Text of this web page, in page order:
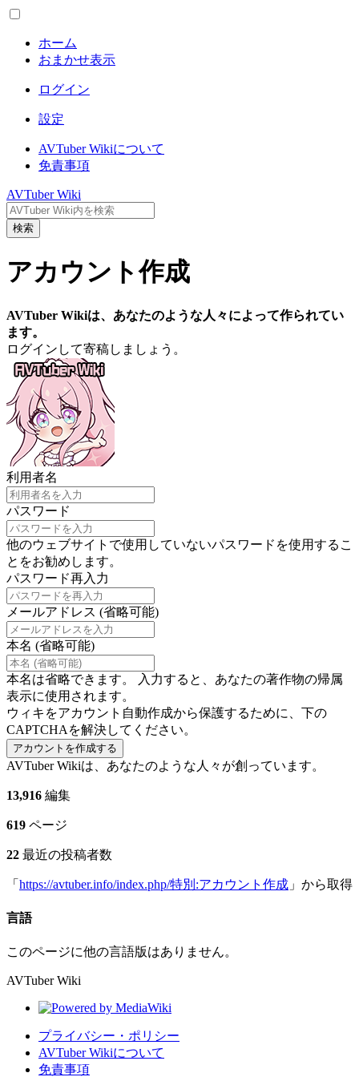
ホーム
おまかせ表示
ログイン
設定
AVTuber Wikiについて
免責事項
AVTuber Wiki
検索
アカウント作成
AVTuber Wikiは、あなたのような人々によって作られてい
ます。
ログインして寄稿しましょう。
利用者名
パスワード
他のウェブサイトで使用していないパスワードを使用するこ
とをお勧めします。
パスワード再入力
メールアドレス (省略可能)
本名 (省略可能)
本名は省略できます。 入力すると、あなたの著作物の帰属
表示に使用されます。
ウィキをアカウント自動作成から保護するために、下の
CAPTCHAを解決してください。
アカウントを作成する
AVTuber Wikiは、あなたのような人々が創っています。
13,916 編集
619 ページ
22 最近の投稿者数
「 https://avtuber.info/index.php/特別:アカウント作成 」から取得
言語
このページに他の言語版はありません。
AVTuber Wiki
プライバシー・ポリシー
AVTuber Wikiについて
免責事項